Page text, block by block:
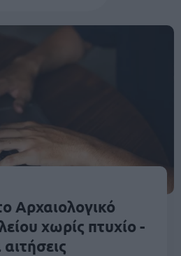
Αρχαιολογικό
χωρίς πτυχίο -